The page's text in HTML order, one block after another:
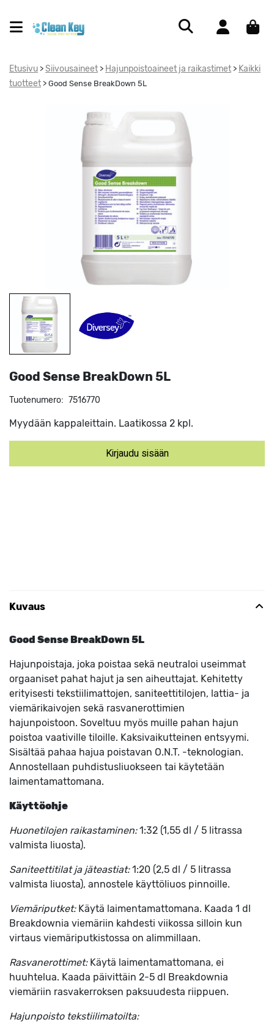
Etusivu > Siivousaineet > Hajunpoistoaineet ja raikastimet > Kaikki
tuotteet > Good Sense BreakDown 5L
Good Sense BreakDown 5L
Tuotenumero: 7516770
Myydään kappaleittain. Laatikossa 2 kpl.
Kirjaudu sisään
Kuvaus
Good Sense BreakDown 5L
Hajunpoistaja, joka poistaa sekä neutraloi useimmat
orgaaniset pahat hajut ja sen aiheuttajat. Kehitetty
erityisesti tekstiilimattojen, saniteettitilojen, lattia- ja
viemärikaivojen sekä rasvanerottimien
hajunpoistoon. Soveltuu myös muille pahan hajun
poistoa vaativille tiloille. Kaksivaikutteinen entsyymi.
Sisältää pahaa hajua poistavan O.N.T. -teknologian.
Annostellaan puhdistusliuokseen tai käytetään
laimentamattomana.
Käyttöohje
Huonetilojen raikastaminen:1:32 (1,55 dl / 5 litrassa
valmista liuosta).
Saniteettitilat ja jäteastiat:1:20 (2,5 dl / 5 litrassa
valmista liuosta), annostele käyttöliuos pinnoille.
Viemäriputket:Käytä laimentamattomana. Kaada 1 dl
Breakdownia viemäriin kahdesti viikossa silloin kun
virtaus viemäriputkistossa on alimmillaan.
Rasvanerottimet:Käytä laimentamattomana, ei
huuhtelua. Kaada päivittäin 2-5 dl Breakdownia
viemäriin rasvakerroksen paksuudesta riippuen.
Hajunpoisto tekstiilimatoilta: